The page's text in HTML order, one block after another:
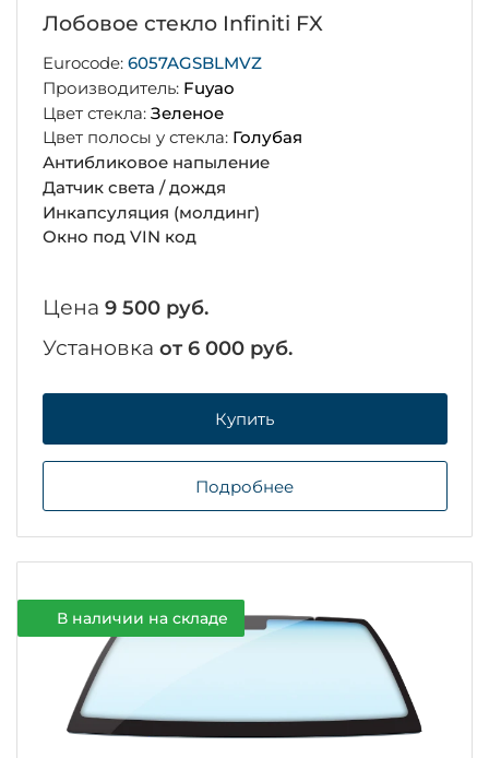
Лобовое стекло Infiniti FX
Eurocode: 6057AGSBLMVZ
Производитель: Fuyao
Цвет стекла: Зеленое
Цвет полосы у стекла: Голубая
Антибликовое напыление
Датчик света / дождя
Инкапсуляция (молдинг)
Окно под VIN код
Цена 9 500 руб.
Установка от 6 000 руб.
Купить
Подробнее
В наличии на складе